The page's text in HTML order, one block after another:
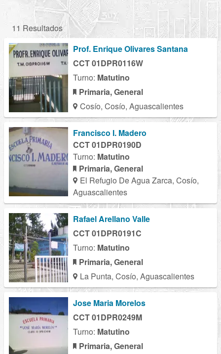
11 Resultados
Prof. Enrique Olivares Santana
CCT 01DPR0116W
Turno: Matutino
Primaria, General
Cosío, Cosío, Aguascalientes
Francisco I. Madero
CCT 01DPR0190D
Turno: Matutino
Primaria, General
El Refugio De Agua Zarca, Cosío,
Aguascalientes
Rafael Arellano Valle
CCT 01DPR0191C
Turno: Matutino
Primaria, General
La Punta, Cosío, Aguascalientes
Jose Maria Morelos
CCT 01DPR0249M
Turno: Matutino
Primaria, General